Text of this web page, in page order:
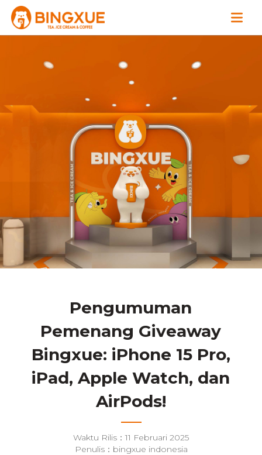
Pengumuman
Pemenang Giveaway
Bingxue: iPhone 15 Pro,
iPad, Apple Watch, dan
AirPods!
Waktu Rilis：11 Februari 2025
Penulis：bingxue indonesia